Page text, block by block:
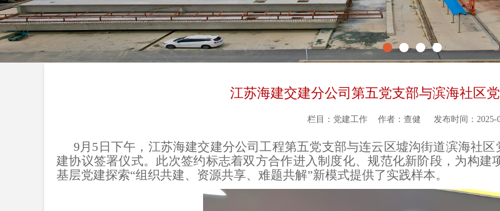
江苏海建交建分公司第五党支部与滨海社区
栏目：党建工作 作者：查健 发布时间：2025-
9月5日下午，江苏海建交建分公司工程第五党支部与连云区墟沟街道滨海社
建协议签署仪式。此次签约标志着双方合作进入制度化、规范化新阶段，为构建
基层党建探索“组织共建、资源共享、难题共解”新模式提供了实践样本。